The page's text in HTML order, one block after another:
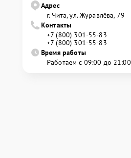
Адрес
г. Чита, ул. Журавлёва, 79
Контакты
+7 (800) 301-55-83
+7 (800) 301-55-83
Время работы
Работаем с 09:00 до 21:00